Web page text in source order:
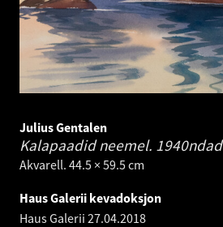
Julius Gentalen
Kalapaadid neemel. 1940ndad
Akvarell. 44.5 × 59.5 cm
Haus Galerii kevadoksjon
Haus Galerii 27.04.2018